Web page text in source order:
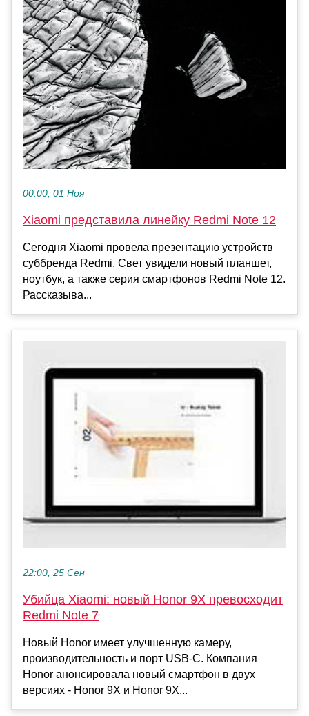
00:00, 01 Ноя
Xiaomi представила линейку Redmi Note 12
Сегодня Xiaomi провела презентацию устройств
суббренда Redmi. Свет увидели новый планшет,
ноутбук, а также серия смартфонов Redmi Note 12.
Рассказыва...
22:00, 25 Сен
Убийца Xiaomi: новый Honor 9X превосходит
Redmi Note 7
Новый Honor имеет улучшенную камеру,
производительность и порт USB-C. Компания
Honor анонсировала новый смартфон в двух
версиях - Honor 9X и Honor 9X...